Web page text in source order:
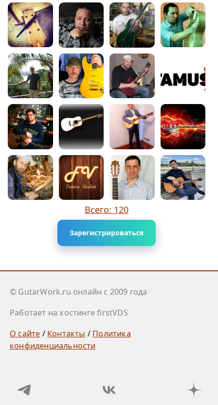
Всего: 120
Зарегистрироваться
© GutarWork.ru онлайн c 2009 года
Работает на хостинге firstVDS
О сайте / Контакты / Политика
конфиденциальности